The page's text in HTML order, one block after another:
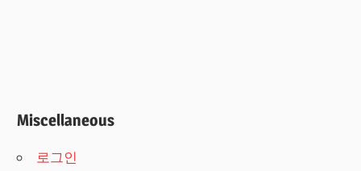
Miscellaneous
로그인